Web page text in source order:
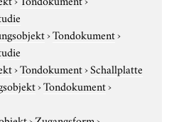
›Tondokument›
›Tondokument›Schallplatte
›Tondokument›